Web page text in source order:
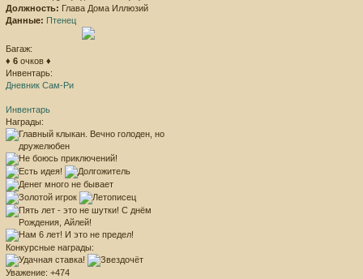
Должность: Глава Дома Иллюзий
Данные: Птенец
Багаж:
♦ 6 очков ♦
Инвентарь:
Дневник Сам-Ри
Инвентарь
Награды:
Конкурсные награды:
Уважение: +474